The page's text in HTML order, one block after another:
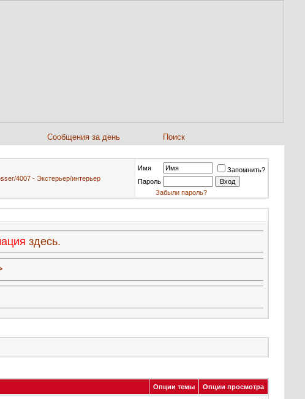
Сообщения за день Поиск
4007 - Экстерьер/интерьер
Имя
Запомнить?
Пароль
Забыли пароль?
здесь.
Опции темы Опции просмотра